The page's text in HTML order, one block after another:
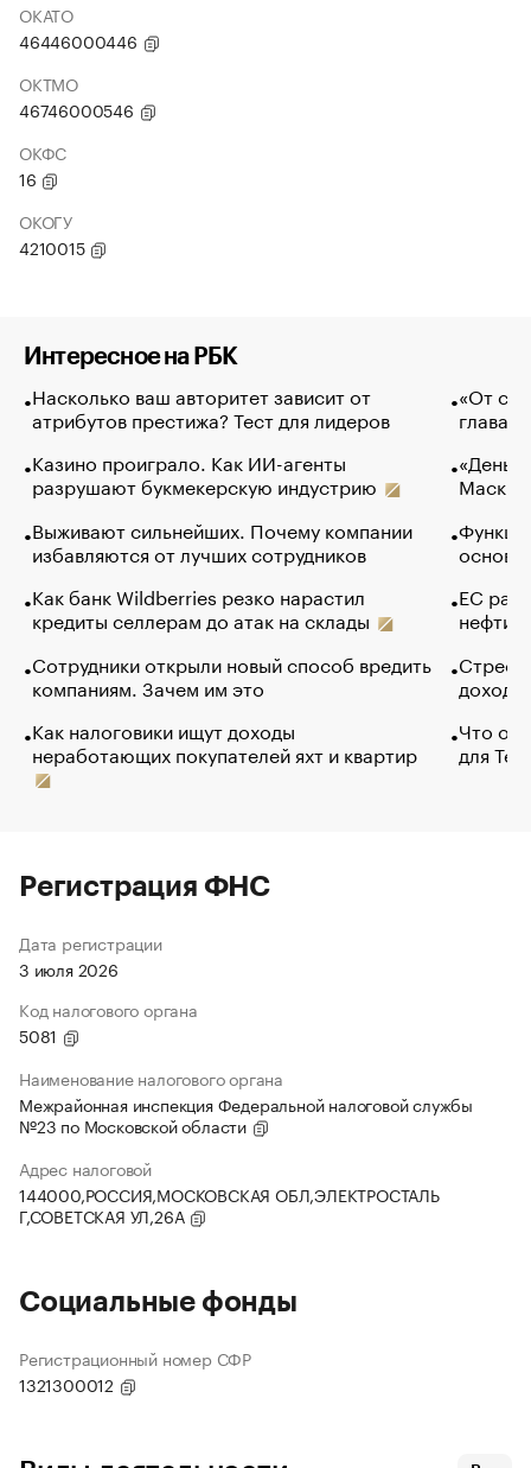
ОКАТО
46446000446
ОКТМО
46746000546
ОКФС
16
ОКОГУ
4210015
Интересное на РБК
Насколько ваш авторитет зависит от
атрибутов престижа? Тест для лидеров
Казино проиграло. Как ИИ-агенты
разрушают букмекерскую индустрию
Выживают сильнейших. Почему компании
избавляются от лучших сотрудников
Как банк Wildberries резко нарастил
кредиты селлерам до атак на склады
Сотрудники открыли новый способ вредить
компаниям. Зачем им это
Как налоговики ищут доходы
неработающих покупателей яхт и квартир
«От
глава
Маск в
основ
ЕС
нефти
Что
для
Регистрация ФНС
Дата регистрации
3 июля 2026
Код налогового органа
5081
Наименование налогового органа
Межрайонная инспекция Федеральной налоговой службы
№23 по Московской области
Адрес налоговой
144000,РОССИЯ,МОСКОВСКАЯ ОБЛ,ЭЛЕКТРОСТАЛЬ
Г,СОВЕТСКАЯ УЛ,26А
Социальные фонды
Регистрационный номер СФР
1321300012